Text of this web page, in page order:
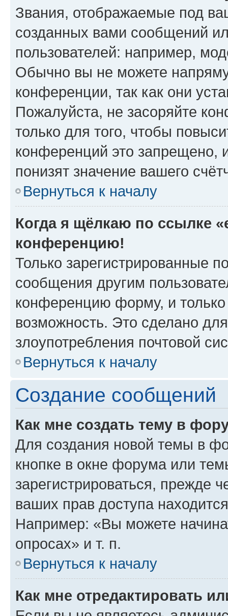
Звания, отображаемые под
созданных вами сообщений
пользователей: например,
Обычно вы не можете
конференции, так как они
Пожалуйста, не засоряйте
только для того, чтобы
конференций это запрещено,
понизят значение вашего
Вернуться к началу
Когда я щёлкаю по ссылке
конференцию!
Только зарегистрированные
сообщения другим
конференцию форму, и
возможность. Это сделано
злоупотребления почтовой
Вернуться к началу
Создание сообщений
Как мне создать тему в
Для создания новой темы в
кнопке в окне форума или
зарегистрироваться, прежде
ваших прав доступа
Например: «Вы можете
опросах» и т. п.
Вернуться к началу
Как мне отредактировать